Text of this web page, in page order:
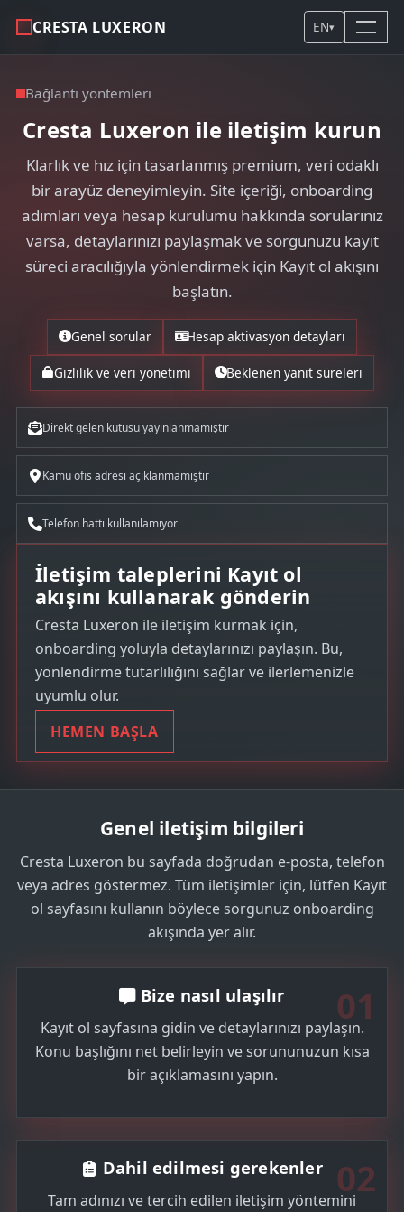
CRESTA LUXERON EN▾
Bağlantı yöntemleri
Cresta Luxeron ile iletişim kurun
Klarlık ve hız için tasarlanmış premium, veri odaklı
bir arayüz deneyimleyin. Site içeriği, onboarding
adımları veya hesap kurulumu hakkında sorularınız
varsa, detaylarınızı paylaşmak ve sorgunuzu kayıt
süreci aracılığıyla yönlendirmek için Kayıt ol akışını
başlatın.
Genel sorular Hesap aktivasyon detayları
Gizlilik ve veri yönetimi Beklenen yanıt süreleri
Direkt gelen kutusu yayınlanmamıştır
Kamu ofis adresi açıklanmamıştır
Telefon hattı kullanılamıyor
İletişim taleplerini Kayıt ol
akışını kullanarak gönderin
Cresta Luxeron ile iletişim kurmak için,
onboarding yoluyla detaylarınızı paylaşın. Bu,
yönlendirme tutarlılığını sağlar ve ilerlemenizle
uyumlu olur.
HEMEN BAŞLA
Genel iletişim bilgileri
Cresta Luxeron bu sayfada doğrudan e-posta, telefon
veya adres göstermez. Tüm iletişimler için, lütfen Kayıt
ol sayfasını kullanın böylece sorgunuz onboarding
akışında yer alır.
01
Bize nasıl ulaşılır
Kayıt ol sayfasına gidin ve detaylarınızı paylaşın.
Konu başlığını net belirleyin ve sorununuzun kısa
bir açıklamasını yapın.
02
Dahil edilmesi gerekenler
Tam adınızı ve tercih edilen iletişim yöntemini